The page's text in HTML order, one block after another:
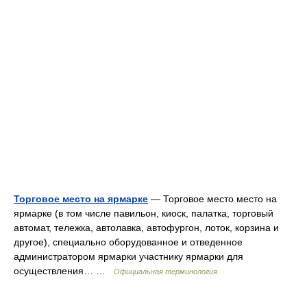
Торговое место на ярмарке — Торговое место место на
ярмарке (в том числе павильон, киоск, палатка, торговый
автомат, тележка, автолавка, автофургон, лоток, корзина и
другое), специально оборудованное и отведенное
администратором ярмарки участнику ярмарки для
осуществления… …
Официальная терминология